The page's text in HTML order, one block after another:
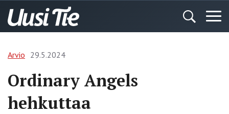
Arvio 29.5.2024
Ordinary Angels
hehkuttaa